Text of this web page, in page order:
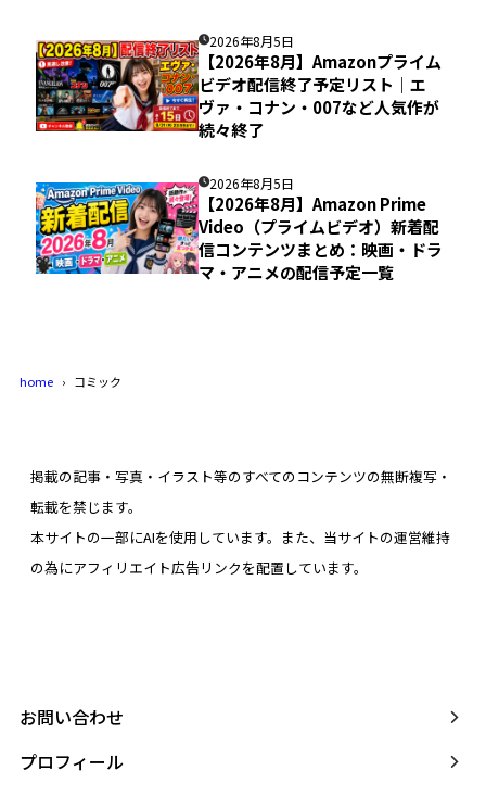
2026年8月5日
【2026年8月】Amazonプライム
ビデオ配信終了予定リスト｜エ
ヴァ・コナン・007など人気作が
続々終了
2026年8月5日
【2026年8月】Amazon Prime
Video（プライムビデオ）新着配
信コンテンツまとめ：映画・ドラ
マ・アニメの配信予定一覧
home コミック
掲載の記事・写真・イラスト等のすべてのコンテンツの無断複写・
転載を禁じます。
本サイトの一部にAIを使用しています。また、当サイトの運営維持
の為にアフィリエイト広告リンクを配置しています。
お問い合わせ
プロフィール